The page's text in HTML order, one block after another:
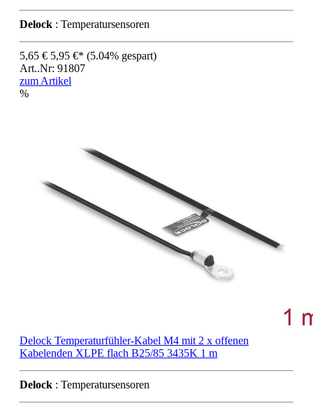
Delock : Temperatursensoren
5,65 € 5,95 €* (5.04% gespart)
Art..Nr: 91807
zum Artikel
%
Delock Temperaturfühler-Kabel M4 mit 2 x offenen
Kabelenden XLPE flach B25/85 3435K 1 m
Delock : Temperatursensoren